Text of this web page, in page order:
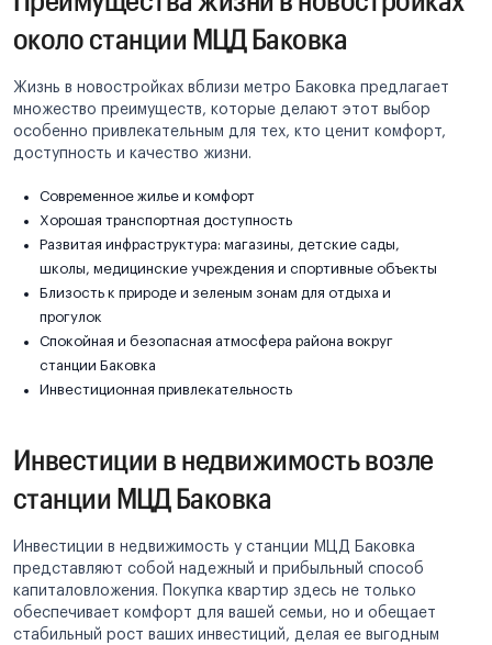
около станции МЦД Баковка
Жизнь в новостройках вблизи метро Баковка предлагает
множество преимуществ, которые делают этот выбор
особенно привлекательным для тех, кто ценит комфорт,
доступность и качество жизни.
Современное жилье и комфорт
Хорошая транспортная доступность
Развитая инфраструктура: магазины, детские сады,
школы, медицинские учреждения и спортивные объекты
Близость к природе и зеленым зонам для отдыха и
прогулок
Спокойная и безопасная атмосфера района вокруг
станции Баковка
Инвестиционная привлекательность
Инвестиции в недвижимость возле
станции МЦД Баковка
Инвестиции в недвижимость у станции МЦД Баковка
представляют собой надежный и прибыльный способ
капиталовложения. Покупка квартир здесь не только
обеспечивает комфорт для вашей семьи, но и обещает
стабильный рост ваших инвестиций, делая ее выгодным